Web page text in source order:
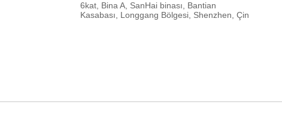
6kat, Bina A, SanHai binası, Bantian
Kasabası, Longgang Bölgesi, Shenzhen, Çin